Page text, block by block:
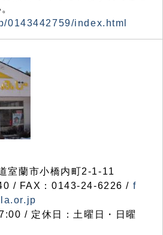
0143442759/index.html
蘭市小橋内町2-1-11
/ FAX：0143-24-6226 / f
/ 定休日：土曜日・日曜